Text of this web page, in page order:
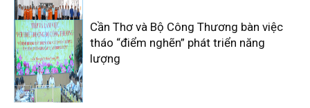
Cần Thơ và Bộ Công Thương bàn việc
tháo “điểm nghẽn” phát triển năng
lượng